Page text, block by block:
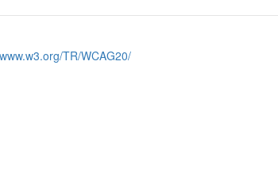
TR/WCAG20/